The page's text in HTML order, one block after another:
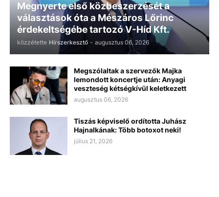
Megnyerte első közbeszerzését a
választások óta a Mészáros Lőrinc
érdekeltségébe tartozó V-Híd Kft.
közzétette Hírszerkesztő - augusztus 06, 2026
Megszólaltak a szervezők Majka
lemondott koncertje után: Anyagi
veszteség kétségkívül keletkezett
augusztus 06, 2026
Tiszás képviselő ordította Juhász
Hajnalkának: Több botoxot neki!
július 21, 2026